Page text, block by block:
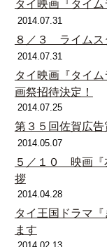
タイ映画『タイ
2014.07.31
８／３ ライムス
2014.07.31
タイ映画『タイ
画祭招待決定！
2014.07.25
第３５回佐賀広
2014.05.07
５／１０ 映画『
拶
2014.04.28
タイ王国ドラマ
ます